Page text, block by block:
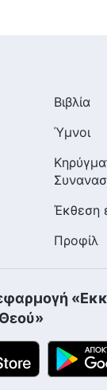
Βιβλία
Ύμνοι
Έκθεση
Προφίλ